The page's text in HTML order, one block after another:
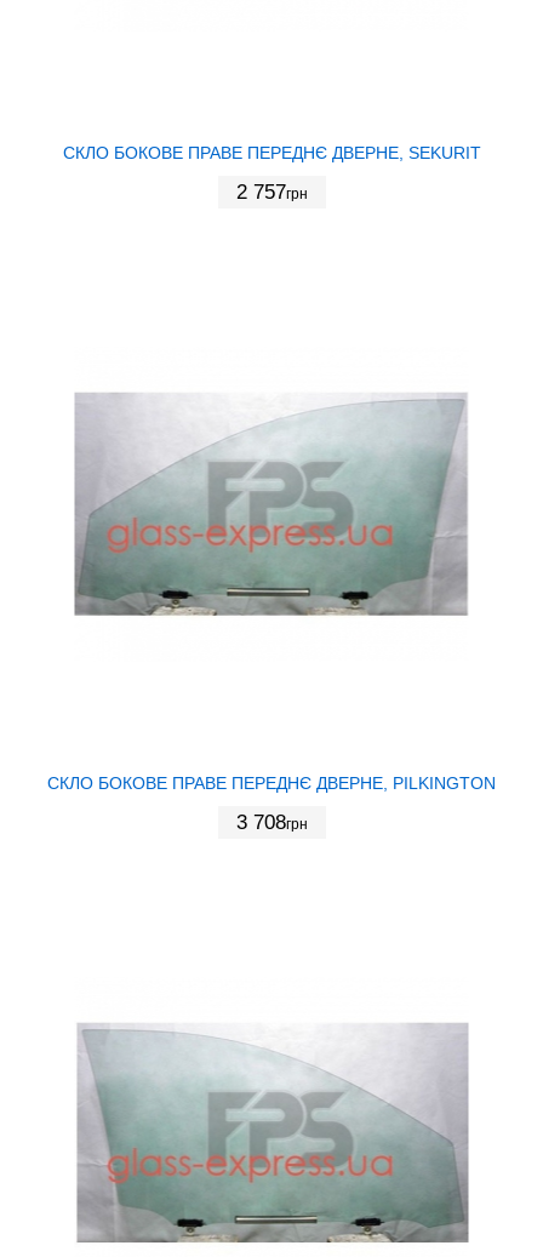
СКЛО БОКОВЕ ПРАВЕ ПЕРЕДНЄ ДВЕРНЕ, SEKURIT
2 757грн
СКЛО БОКОВЕ ПРАВЕ ПЕРЕДНЄ ДВЕРНЕ, PILKINGTON
3 708грн